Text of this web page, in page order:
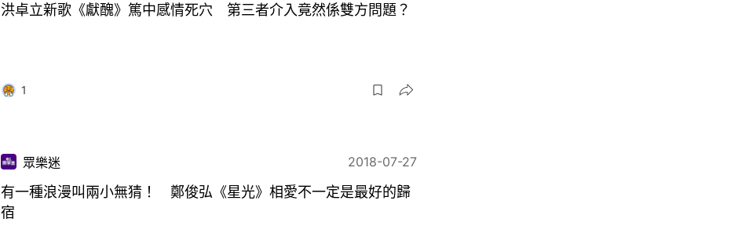
洪卓立新歌《獻醜》篤中感情死穴 第三者介入竟然係雙方問題？
1
眾樂迷 2018-07-27
有一種浪漫叫兩小無猜！ 鄭俊弘《星光》相愛不一定是最好的歸
宿